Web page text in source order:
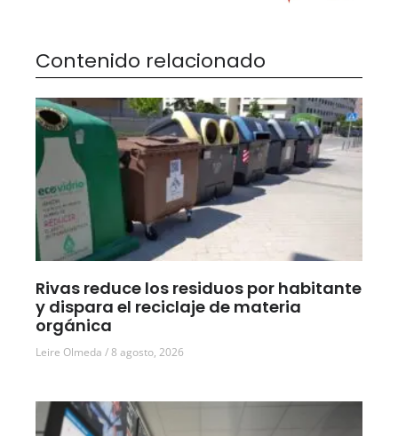
Contenido relacionado
Rivas reduce los residuos por habitante
y dispara el reciclaje de materia
orgánica
Leire Olmeda 8 agosto, 2026